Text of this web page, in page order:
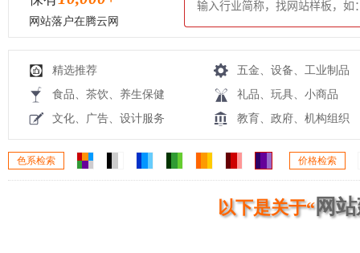
网站落户在腾云网
精选推荐
五金、设备、工业制品
食品、茶饮、养生保健
礼品、玩具、小商品
文化、广告、设计服务
教育、政府、机构组织
色系检索 价格检索
以下是关于“网